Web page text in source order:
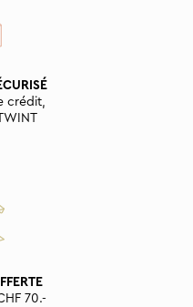
crédit,
70.-